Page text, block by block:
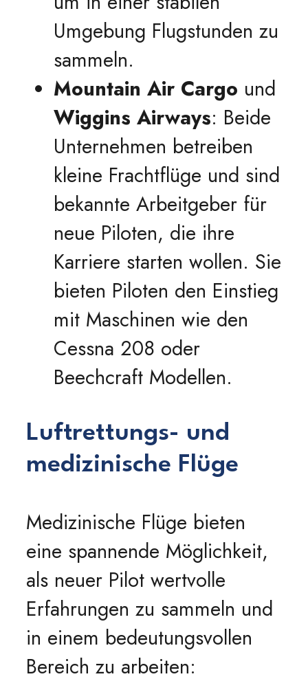
Umgebung Flugstunden zu
sammeln.
Mountain Air Cargo und
Wiggins Airways: Beide
Unternehmen betreiben
kleine Frachtflüge und sind
bekannte Arbeitgeber für
neue Piloten, die ihre
Karriere starten wollen. Sie
bieten Piloten den Einstieg
mit Maschinen wie den
Cessna 208 oder
Beechcraft Modellen.
Luftrettungs- und
medizinische Flüge
Medizinische Flüge bieten
eine spannende Möglichkeit,
als neuer Pilot wertvolle
Erfahrungen zu sammeln und
in einem bedeutungsvollen
Bereich zu arbeiten: